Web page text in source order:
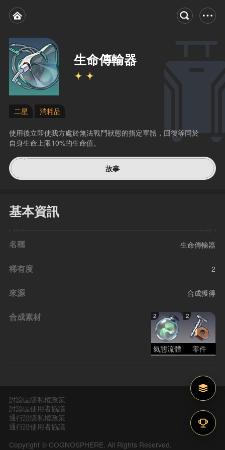
生命傳輸器
二星 消耗品
使用後立即使我方處於無法戰鬥狀態的指定單體，回復等同於
自身生命上限10%的生命值。
故事
基本資訊
名稱 生命傳輸器
稀有度 2
來源 合成獲得
合成素材 2
氣態流體
2
零件
討論區隱私權政策
討論區使用者協議
通行證隱私權政策
通行證使用者協議
Copyright © COGNOSPHERE. All Rights Reserved.